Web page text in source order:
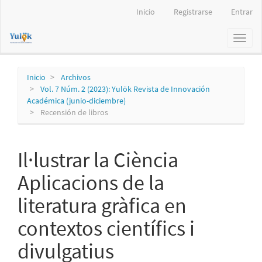
principal
Inicio Registrarse Entrar
Toggle
Inicio
Archivos
Vol. 7 Núm. 2 (2023): Yulök Revista de Innovación
Académica (junio-diciembre)
Recensión de libros
Il·lustrar la Ciència
Aplicacions de la
literatura gràfica en
contextos científics i
divulgatius